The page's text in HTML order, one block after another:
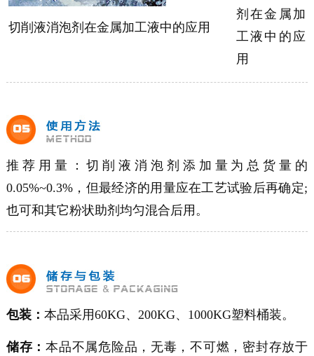
切削液消泡剂在金属加工液中的应用
剂在金属加
工液中的应
用
推荐用量：切削液消泡剂添加量为总货量的
0.05%~0.3%，但最经济的用量应在工艺试验后再确定;
也可和其它粉状助剂均匀混合后用。
包装： 本品采用60KG、200KG、1000KG塑料桶装。
储存：本品不属危险品，无毒，不可燃，密封存放于